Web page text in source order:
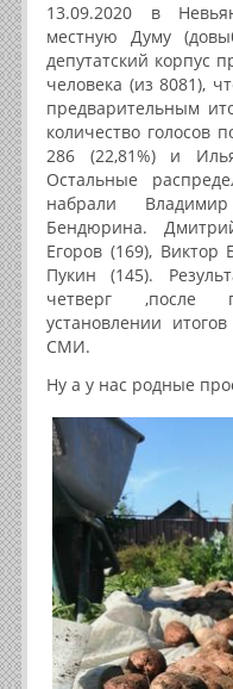
13.09.2020 в
местную Думу
депутатский корпус
человека (из 8081),
предварительным
количество голосов
286 (22,81%) и
Остальные
набрали
Бендюрина.
Егоров (169), Виктор
Пукин (145).
четверг ,после
установлении
СМИ.
Ну а у нас родные